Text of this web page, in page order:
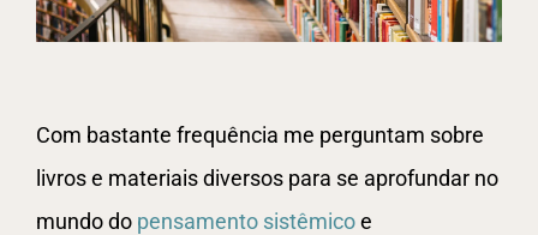
Com bastante frequência me perguntam sobre
livros e materiais diversos para se aprofundar no
mundo do pensamento sistêmicoe